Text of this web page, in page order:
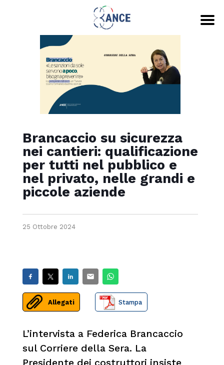
Brancaccio su sicurezza
nei cantieri: qualificazione
per tutti nel pubblico e
nel privato, nelle grandi e
piccole aziende
25 Ottobre 2024
Allegati Stampa
L’intervista a Federica Brancaccio
sul Corriere della Sera. La